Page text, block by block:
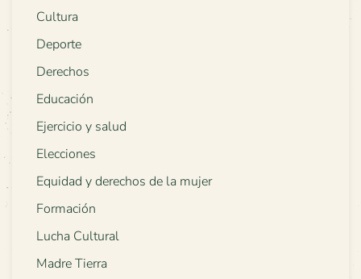
Cultura
Deporte
Derechos
Educación
Ejercicio y salud
Elecciones
Equidad y derechos de la mujer
Formación
Lucha Cultural
Madre Tierra